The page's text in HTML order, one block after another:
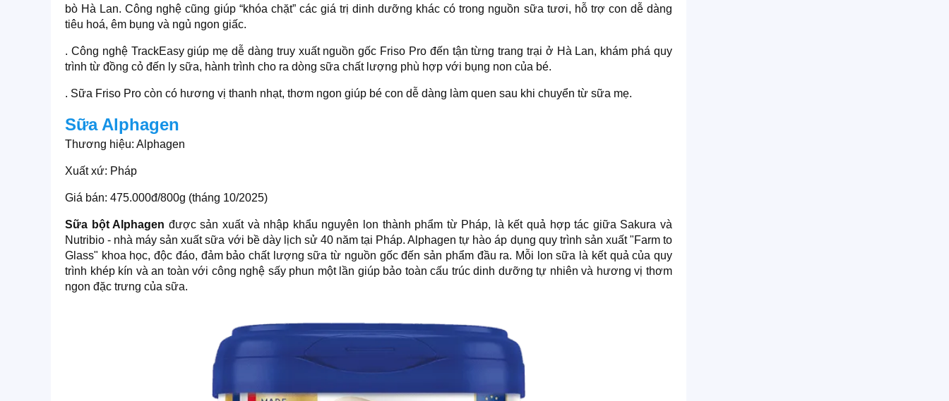
bò Hà Lan. Công nghệ cũng giúp “khóa chặt” các giá trị dinh dưỡng khác có trong nguồn sữa tươi, hỗ trợ con dễ dàng
tiêu hoá, êm bụng và ngủ ngon giấc.
. Công nghệ TrackEasy giúp mẹ dễ dàng truy xuất nguồn gốc Friso Pro đến tận từng trang trại ở Hà Lan, khám phá quy
trình từ đồng cỏ đến ly sữa, hành trình cho ra dòng sữa chất lượng phù hợp với bụng non của bé.
. Sữa Friso Pro còn có hương vị thanh nhạt, thơm ngon giúp bé con dễ dàng làm quen sau khi chuyển từ sữa mẹ.
Sữa Alphagen
Thương hiệu: Alphagen
Xuất xứ: Pháp
Giá bán: 475.000đ/800g (tháng 10/2025)
Sữa bột Alphagen được sản xuất và nhập khẩu nguyên lon thành phẩm từ Pháp, là kết quả hợp tác giữa Sakura và
Nutribio - nhà máy sản xuất sữa với bề dày lịch sử 40 năm tại Pháp. Alphagen tự hào áp dụng quy trình sản xuất "Farm to
Glass" khoa học, độc đáo, đảm bảo chất lượng sữa từ nguồn gốc đến sản phẩm đầu ra. Mỗi lon sữa là kết quả của quy
trình khép kín và an toàn với công nghệ sấy phun một lần giúp bảo toàn cấu trúc dinh dưỡng tự nhiên và hương vị thơm
ngon đặc trưng của sữa.